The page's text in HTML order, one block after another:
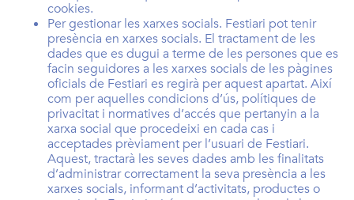
cookies.
Per gestionar les xarxes socials. Festiari pot tenir
presència en xarxes socials. El tractament de les
dades que es dugui a terme de les persones que es
facin seguidores a les xarxes socials de les pàgines
oficials de Festiari es regirà per aquest apartat. Així
com per aquelles condicions d’ús, polítiques de
privacitat i normatives d’accés que pertanyin a la
xarxa social que procedeixi en cada cas i
acceptades prèviament per l’usuari de Festiari.
Aquest, tractarà les seves dades amb les finalitats
d’administrar correctament la seva presència a les
xarxes socials, informant d’activitats, productes o